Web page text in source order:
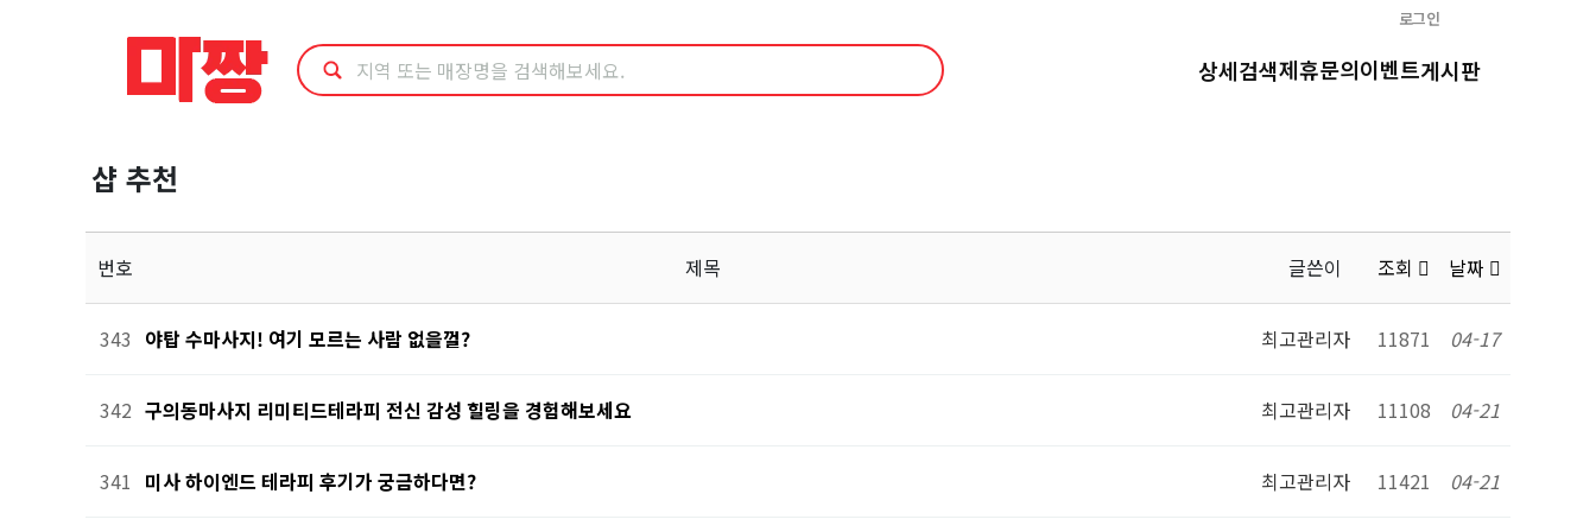
로그인
상세검색제휴문의이벤트게시판
샵 추천
번호 제목 글쓴이 조회 날짜
343 야탑 수마사지! 여기 모르는 사람 없을껄? 최고관리자 11871 04-17
342 구의동마사지 리미티드테라피 전신 감성 힐링을 경험해보세요 최고관리자 11108 04-21
341 미사 하이엔드 테라피 후기가 궁금하다면? 최고관리자 11421 04-21